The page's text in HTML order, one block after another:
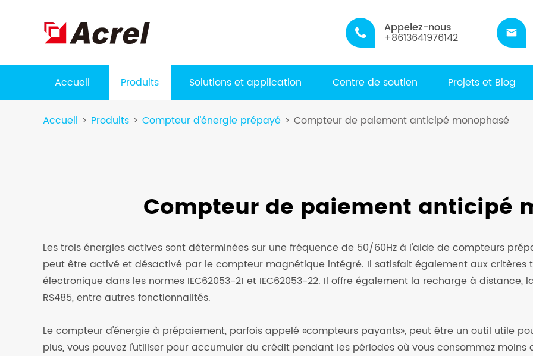
 Appelez-nous
+8613641976142 
Accueil Produits Solutions et application Centre de soutien Projets et Blog
Accueil Produits Compteur d'énergie prépayé Compteur de paiement anticipé monophasé
Compteur de paiement anticipé
Les trois énergies actives sont déterminées sur une fréquence de 50/60Hz à l'aide de compteurs
peut être activé et désactivé par le compteur magnétique intégré. Il satisfait également aux critères
électronique dans les normes IEC62053-21 et IEC62053-22. Il offre également la recharge à
RS485, entre autres fonctionnalités.
Le compteur d'énergie à prépaiement, parfois appelé «compteurs payants», peut être un outil utile
plus, vous pouvez l'utiliser pour accumuler du crédit pendant les périodes où vous consommez